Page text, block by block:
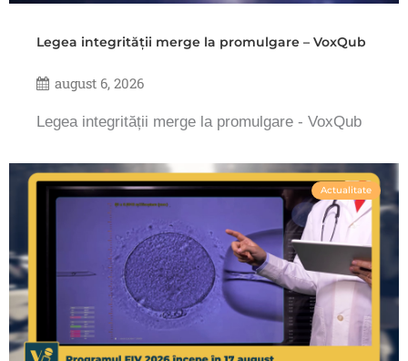
Legea integrității merge la promulgare – VoxQub
august 6, 2026
Legea integrității merge la promulgare - VoxQub
Actualitate